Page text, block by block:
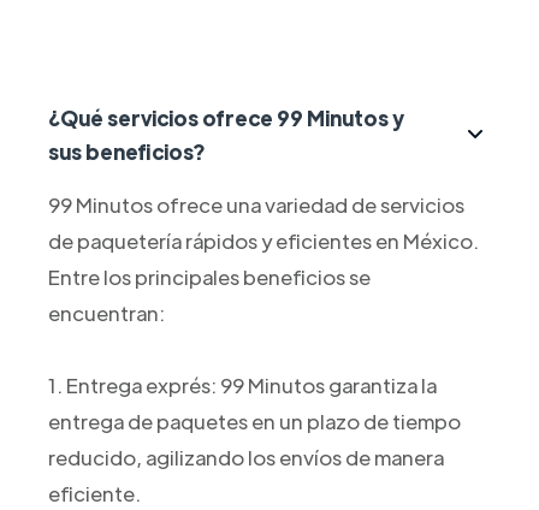
¿Qué servicios ofrece 99 Minutos y
sus beneficios?
99 Minutos ofrece una variedad de servicios
de paquetería rápidos y eficientes en México.
Entre los principales beneficios se
encuentran:
1. Entrega exprés: 99 Minutos garantiza la
entrega de paquetes en un plazo de tiempo
reducido, agilizando los envíos de manera
eficiente.